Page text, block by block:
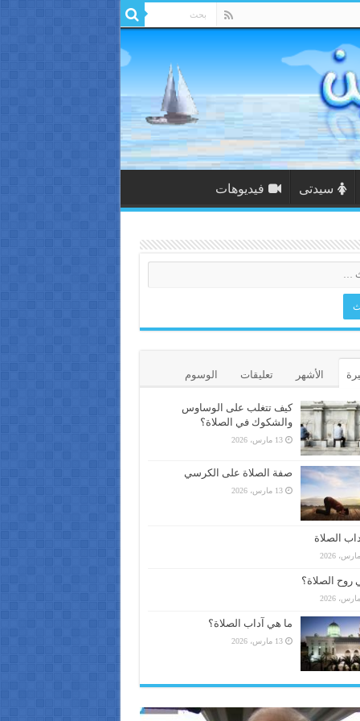
سيدتى فيديوهات
الأشهر تعليقات الوسوم
كيف تتغلب على الوساوس
والشكوك في الصلاة؟
13 مارس، 2026
صفة الصلاة على الكرسي
13 مارس، 2026
الصلاة
روح الصلاة؟
ما هي آداب الصلاة؟
13 مارس، 2026